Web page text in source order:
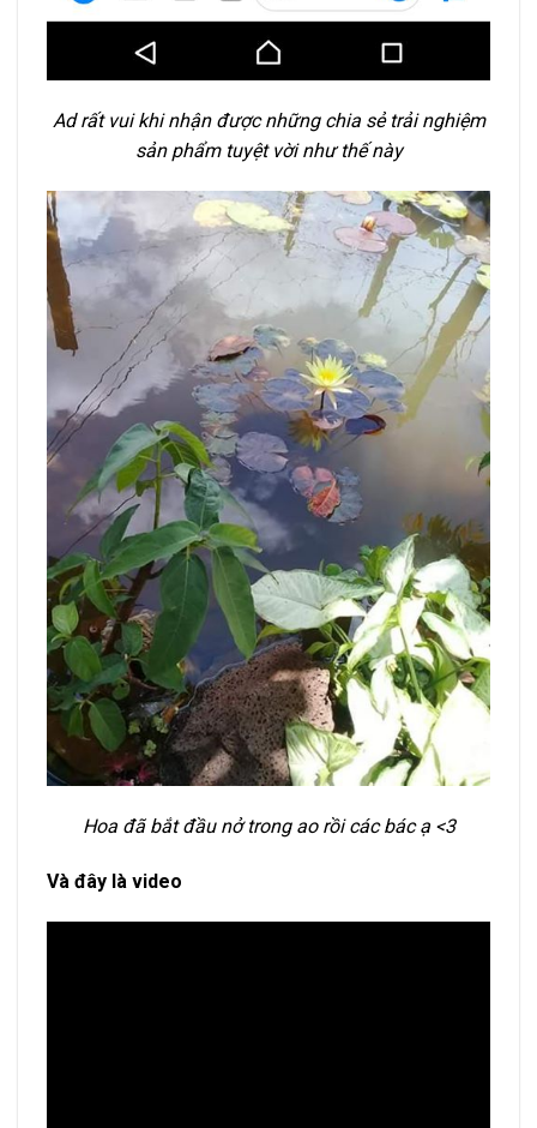
Ad rất vui khi nhận được những chia sẻ trải nghiệm
sản phẩm tuyệt vời như thế này
Hoa đã bắt đầu nở trong ao rồi các bác ạ <3
Và đây là video